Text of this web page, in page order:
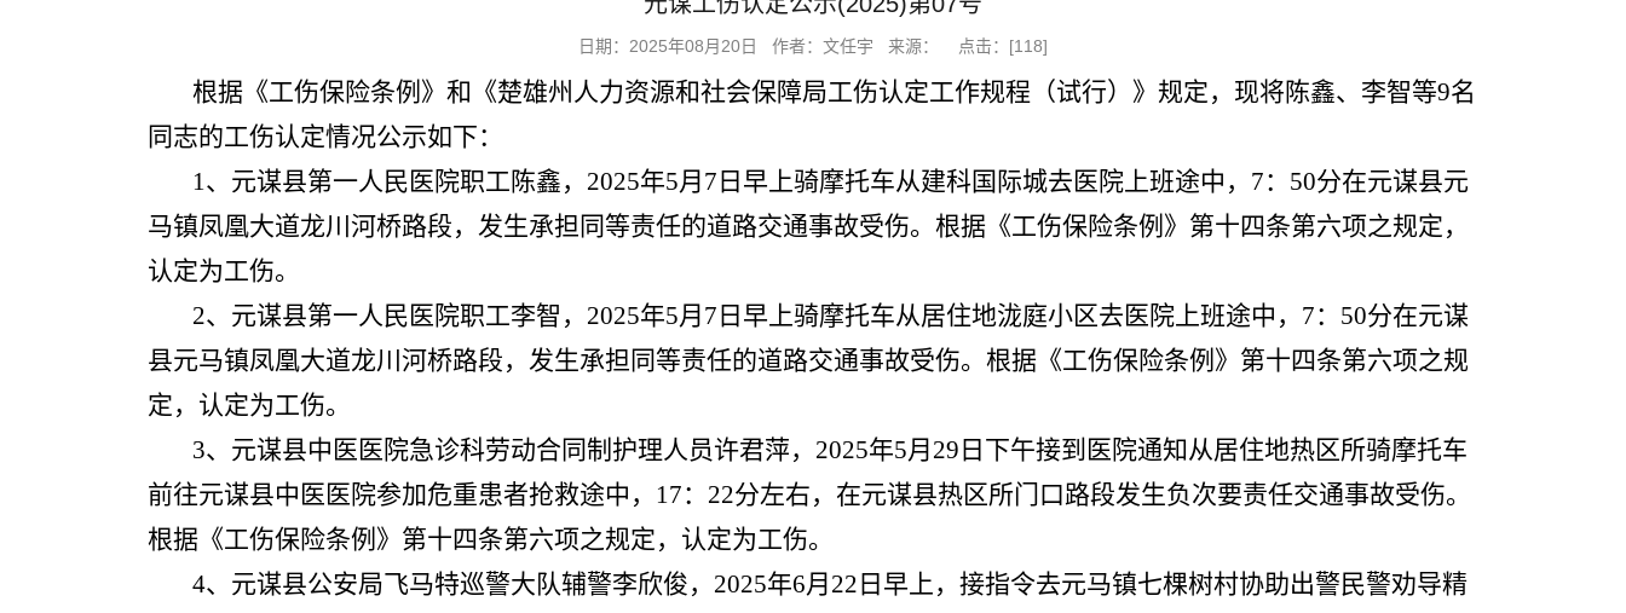
日期：2025年08月20日 作者：文任宇 来源： 点击：[118]
根据《工伤保险条例》和《楚雄州人力资源和社会保障局工伤认定工作规程（试行）》规定，现将陈鑫、李智等9名
同志的工伤认定情况公示如下：
1、元谋县第一人民医院职工陈鑫，2025年5月7日早上骑摩托车从建科国际城去医院上班途中，7：50分在元谋县元
马镇凤凰大道龙川河桥路段，发生承担同等责任的道路交通事故受伤。根据《工伤保险条例》第十四条第六项之规定，
认定为工伤。
2、元谋县第一人民医院职工李智，2025年5月7日早上骑摩托车从居住地泷庭小区去医院上班途中，7：50分在元谋
县元马镇凤凰大道龙川河桥路段，发生承担同等责任的道路交通事故受伤。根据《工伤保险条例》第十四条第六项之规
定，认定为工伤。
3、元谋县中医医院急诊科劳动合同制护理人员许君萍，2025年5月29日下午接到医院通知从居住地热区所骑摩托车
前往元谋县中医医院参加危重患者抢救途中，17：22分左右，在元谋县热区所门口路段发生负次要责任交通事故受伤。
根据《工伤保险条例》第十四条第六项之规定，认定为工伤。
4、元谋县公安局飞马特巡警大队辅警李欣俊，2025年6月22日早上，接指令去元马镇七棵树村协助出警民警劝导精